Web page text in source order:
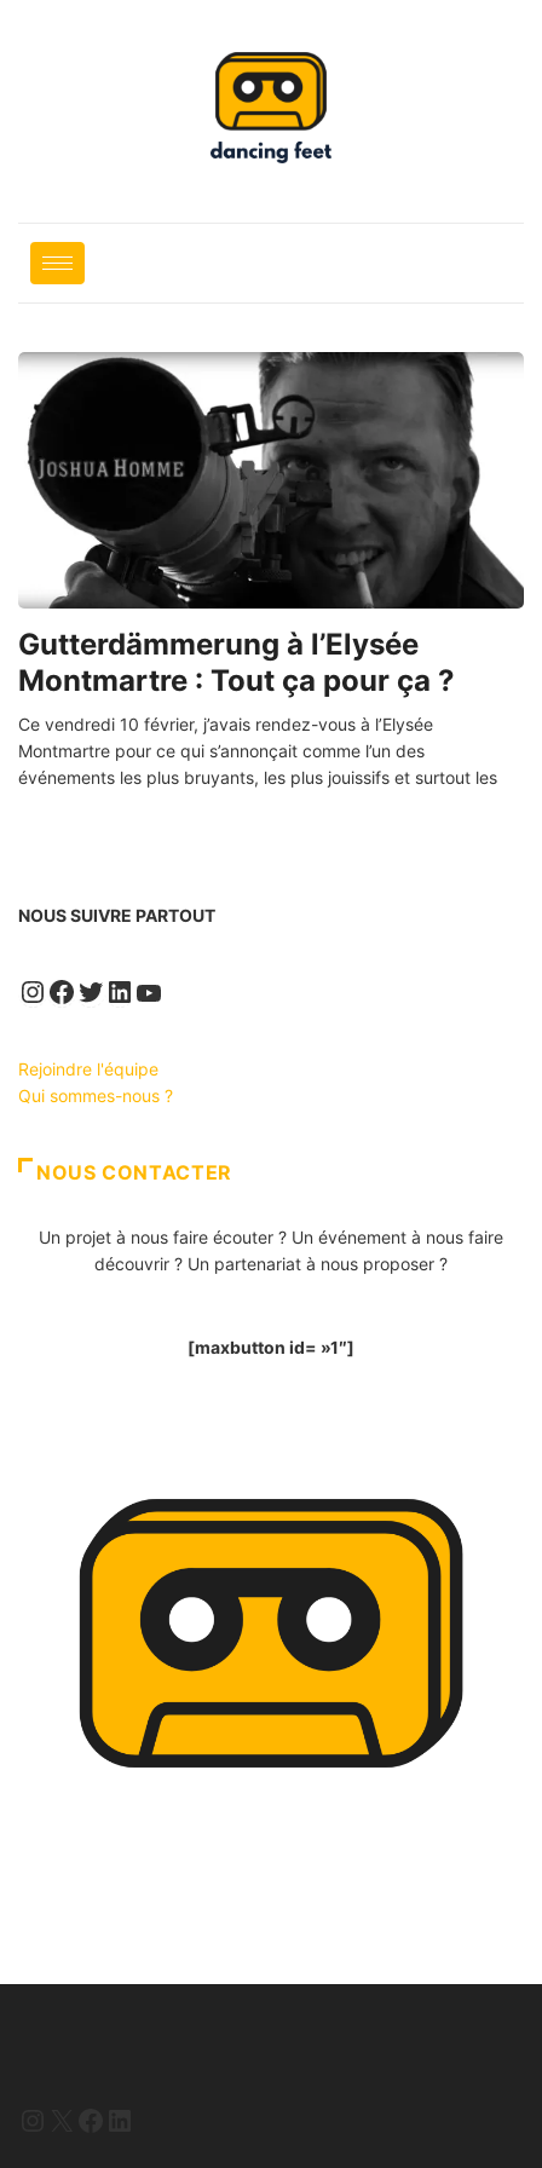
Gutterdämmerung à l’Elysée
Montmartre : Tout ça pour ça ?
Ce vendredi 10 février, j’avais rendez-vous à l’Elysée
Montmartre pour ce qui s’annonçait comme l’un des
événements les plus bruyants, les plus jouissifs et surtout les
NOUS SUIVRE PARTOUT
Instagram
Facebook
Twitter
LinkedIn
YouTube
Rejoindre l'équipe
Qui sommes-nous ?
NOUS CONTACTER
Un projet à nous faire écouter ? Un événement à nous faire
découvrir ? Un partenariat à nous proposer ?
[maxbutton id= »1″]